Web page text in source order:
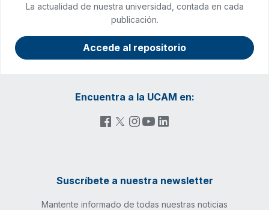
La actualidad de nuestra universidad, contada en cada
publicación.
Accede al repositorio
Encuentra a la UCAM en:
Suscríbete a nuestra newsletter
Mantente informado de todas nuestras noticias